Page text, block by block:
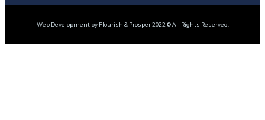
Web Development by Flourish & Prosper 2022 © All Rights Reserved.